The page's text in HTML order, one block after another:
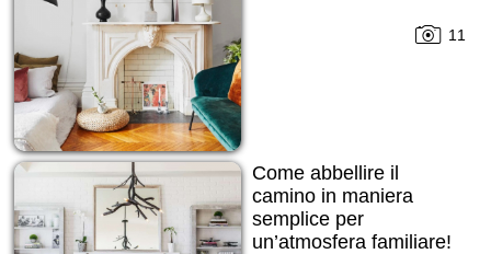
11
Come abbellire il
camino in maniera
semplice per
un’atmosfera familiare!